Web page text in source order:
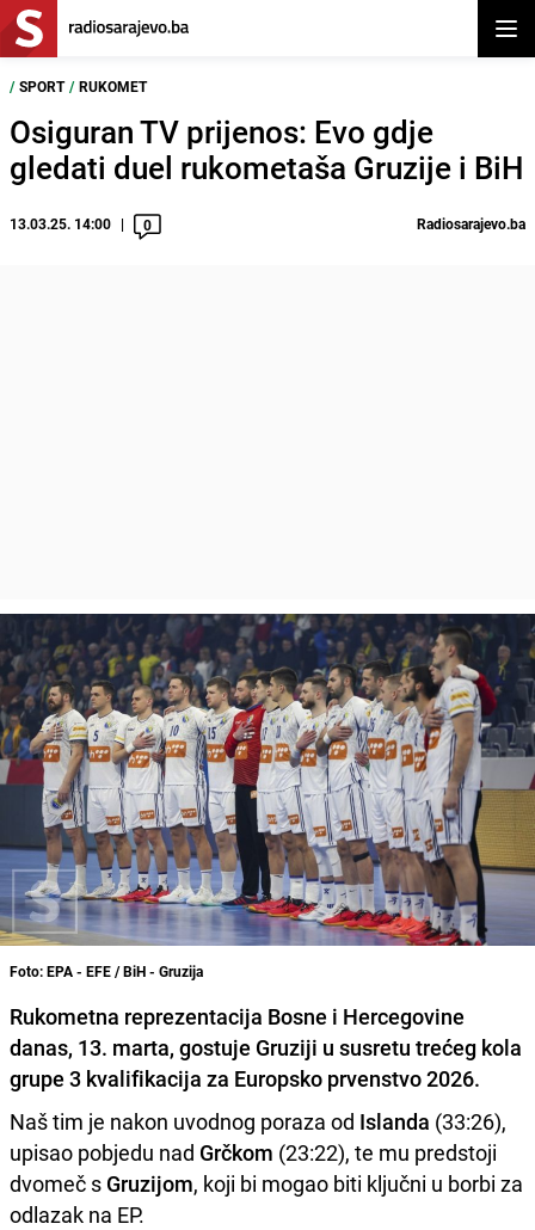
/ SPORT / RUKOMET
Osiguran TV prijenos: Evo gdje
gledati duel rukometaša Gruzije i BiH
13.03.25. 14:00 0 Radiosarajevo.ba
Foto: EPA - EFE / BiH - Gruzija
Rukometna reprezentacija Bosne i Hercegovine
danas, 13. marta, gostuje Gruziji u susretu trećeg kola
grupe 3 kvalifikacija za Europsko prvenstvo 2026.
Naš tim je nakon uvodnog poraza od Islanda (33:26),
upisao pobjedu nad Grčkom (23:22), te mu predstoji
dvomeč s Gruzijom, koji bi mogao biti ključni u borbi za
odlazak na EP.